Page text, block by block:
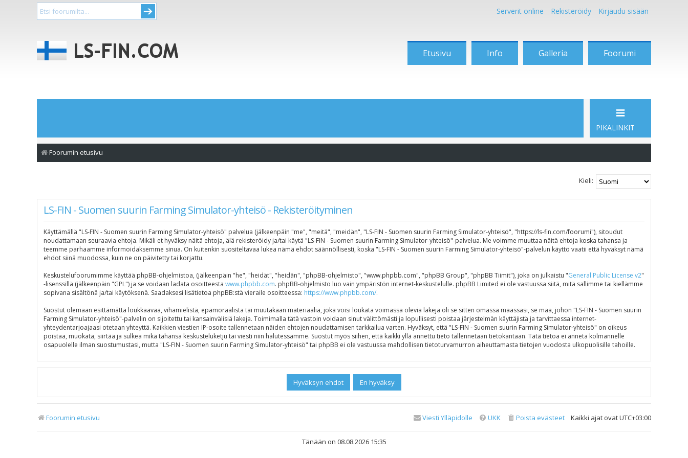
Serverit online Rekisteröidy Kirjaudu sisään
Etusivu Info Galleria Foorumi
PIKALINKIT
Foorumin etusivu
Kieli:
LS-FIN - Suomen suurin Farming Simulator-yhteisö - Rekisteröityminen
Käyttämällä "LS-FIN - Suomen suurin Farming Simulator-yhteisö" palvelua (jälkeenpäin "me", "meitä", "meidän", "LS-FIN - Suomen suurin Farming Simulator-yhteisö", "https://ls-fin.com/foorumi"), sitoudut
noudattamaan seuraavia ehtoja. Mikäli et hyväksy näitä ehtoja, älä rekisteröidy ja/tai käytä "LS-FIN - Suomen suurin Farming Simulator-yhteisö"-palvelua. Me voimme muuttaa näitä ehtoja koska tahansa ja
teemme parhaamme informoidaksemme sinua. On kuitenkin suositeltavaa lukea nämä ehdot säännöllisesti, koska "LS-FIN - Suomen suurin Farming Simulator-yhteisö"-palvelun käyttö vaatii että hyväksyt nämä
ehdot siinä muodossa, kuin ne on päivitetty tai korjattu.
Keskustelufoorumimme käyttää phpBB-ohjelmistoa, (jälkeenpäin "he", "heidät", "heidän", "phpBB-ohjelmisto", "www.phpbb.com", "phpBB Group", "phpBB Tiimit"), joka on julkaistu "General Public License v2"
-lisenssillä (jälkeenpäin "GPL") ja se voidaan ladata osoitteesta www.phpbb.com. phpBB-ohjelmisto luo vain ympäristön internet-keskustelulle. phpBB Limited ei ole vastuussa siitä, mitä sallimme tai kiellämme
sopivana sisältönä ja/tai käytöksenä. Saadaksesi lisätietoa phpBB:stä vieraile osoitteessa: https://www.phpbb.com/.
Suostut olemaan esittämättä loukkaavaa, vihamielistä, epämoraalista tai muutakaan materiaalia, joka voisi loukata voimassa olevia lakeja oli se sitten omassa maassasi, se maa, johon "LS-FIN - Suomen suurin
Farming Simulator-yhteisö"-palvelin on sijoitettu tai kansainvälisiä lakeja. Toimimalla tätä vastoin voidaan sinut välittömästi ja lopullisesti poistaa järjestelmän käyttäjistä ja tarvittaessa internet-
yhteydentarjoajaasi otetaan yhteyttä. Kaikkien viestien IP-osoite tallennetaan näiden ehtojen noudattamisen tarkkailua varten. Hyväksyt, että "LS-FIN - Suomen suurin Farming Simulator-yhteisö" on oikeus
poistaa, muokata, siirtää ja sulkea mikä tahansa keskusteluketju tai viesti niin halutessamme. Suostut myös siihen, että kaikki yllä annettu tieto tallennetaan tietokantaan. Tätä tietoa ei anneta kolmannelle
osapuolelle ilman suostumustasi, mutta "LS-FIN - Suomen suurin Farming Simulator-yhteisö" tai phpBB ei ole vastuussa mahdollisen tietoturvamurron aiheuttamasta tietojen vuodosta ulkopuolisille tahoille.
Foorumin etusivu Kaikki ajat ovatUTC+03:00
Poista evästeet
UKK
Viesti Ylläpidolle
Tänään on 08.08.2026 15:35